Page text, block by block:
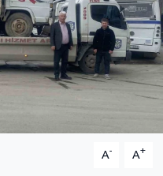
A- A+